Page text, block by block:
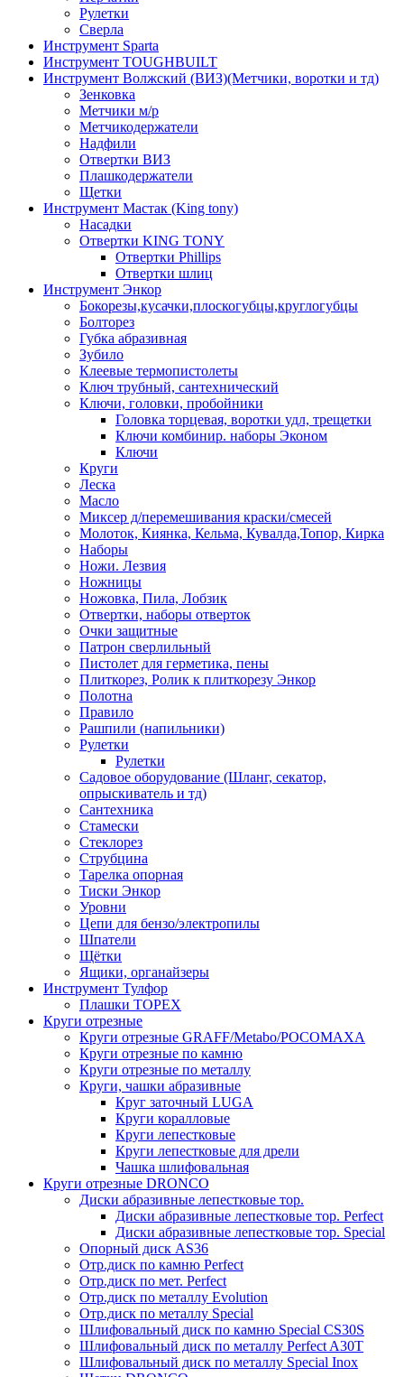
Рулетки
Сверла
Инструмент Sparta
Инструмент TOUGHBUILT
Инструмент Волжский (ВИЗ)(Метчики, воротки и тд)
Зенковка
Метчики м/р
Метчикодержатели
Надфили
Отвертки ВИЗ
Плашкодержатели
Щетки
Инструмент Мастак (King tony)
Насадки
Отвертки KING TONY
Отвертки Phillips
Отвертки шлиц
Инструмент Энкор
Бокорезы,кусачки,плоскогубцы,круглогубцы
Болторез
Губка абразивная
Зубило
Клеевые термопистолеты
Ключ трубный, сантехнический
Ключи, головки, пробойники
Головка торцевая, воротки удл, трещетки
Ключи комбинир. наборы Эконом
Ключи
Круги
Леска
Масло
Миксер д/перемешивания краски/смесей
Молоток, Киянка, Кельма, Кувалда,Топор, Кирка
Наборы
Ножи. Лезвия
Ножницы
Ножовка, Пила, Лобзик
Отвертки, наборы отверток
Очки защитные
Патрон сверлильный
Пистолет для герметика, пены
Плиткорез, Ролик к плиткорезу Энкор
Полотна
Правило
Рашпили (напильники)
Рулетки
Рулетки
Садовое оборудование (Шланг, секатор,
опрыскиватель и тд)
Сантехника
Стамески
Стеклорез
Струбцина
Тарелка опорная
Тиски Энкор
Уровни
Цепи для бензо/электропилы
Шпатели
Щётки
Ящики, органайзеры
Инструмент Тулфор
Плашки ТОРЕХ
Круги отрезные
Круги отрезные GRAFF/Metabo/РОСОМАХА
Круги отрезные по камню
Круги отрезные по металлу
Круги, чашки абразивные
Круг заточный LUGA
Круги коралловые
Круги лепестковые
Круги лепестковые для дрели
Чашка шлифовальная
Круги отрезные DRONCO
Диски абразивные лепестковые тор.
Диски абразивные лепестковые тор. Perfect
Диски абразивные лепестковые тор. Speciаl
Опорный диск AS36
Отр.диск по камню Perfect
Отр.диск по мет. Perfect
Отр.диск по металлу Evolution
Отр.диск по металлу Special
Шлифовальный диск по камню Special CS30S
Шлифовальный диск по металлу Perfect A30T
Шлифовальный диск по металлу Special Inox